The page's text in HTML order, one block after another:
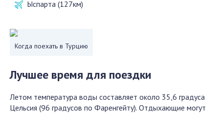
Ыспарта (127км)
Когда поехать в Турцию
Лучшее время для поездки
Летом температура воды составляет около 35,6 градуса
Цельсия (96 градусов по Фаренгейту). Отдыхающие могут